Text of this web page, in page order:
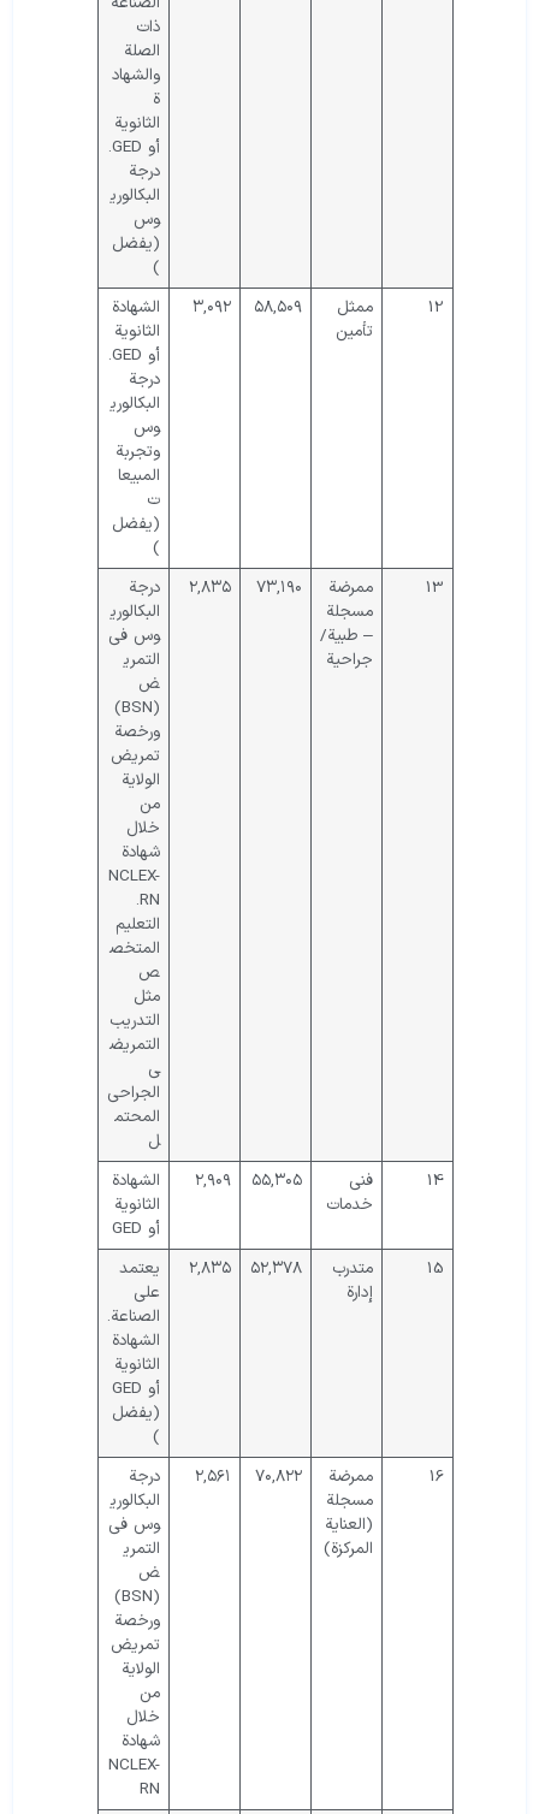
ذات
الصلة
والشهاد
ة
الثانوية
أو GED.
درجة
البكالوري
وس
(يفضل
)
12
ممثل
تأمين
۵۸,۵۰۹ ۳,۰۹۲
الشهادة
الثانوية
أو GED.
درجة
البكالوري
وس
وتجربة
المبيعا
ت
(يفضل
)
13
ممرضة
مسجلة
– طبية/
جراحية
۷۳,۱۹۰ ۲,۸۳۵
درجة
البكالوري
وس في
التمري
ض
(BSN)
ورخصة
تمريض
الولاية
من
خلال
شهادة
NCLEX-
RN.
التعليم
المتخص
ص
مثل
التدريب
التمريض
ي
الجراحي
المحتم
ل
14
فني
خدمات
۵۵,۳۰۵ ۲,۹۰۹
الشهادة
الثانوية
أو GED
15
متدرب
إدارة
۵۲,۳۷۸ ۲,۸۳۵
يعتمد
على
الصناعة.
الشهادة
الثانوية
أو GED
(يفضل
)
16
ممرضة
مسجلة
(العناية
المركزة)
۷۰,۸۲۲ ۲,۵۶۱
درجة
البكالوري
وس في
التمري
ض
(BSN)
ورخصة
تمريض
الولاية
من
خلال
شهادة
NCLEX-
RN